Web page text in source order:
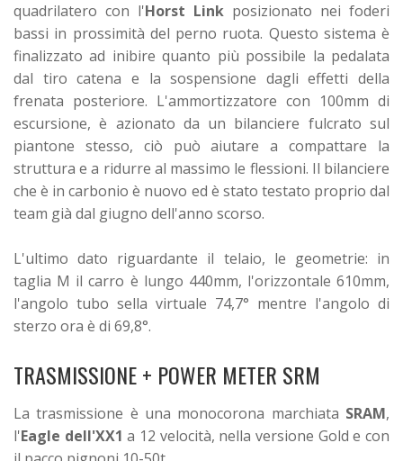
quadrilatero con l'Horst Link posizionato nei foderi
bassi in prossimità del perno ruota. Questo sistema è
finalizzato ad inibire quanto più possibile la pedalata
dal tiro catena e la sospensione dagli effetti della
frenata posteriore. L'ammortizzatore con 100mm di
escursione, è azionato da un bilanciere fulcrato sul
piantone stesso, ciò può aiutare a compattare la
struttura e a ridurre al massimo le flessioni. Il bilanciere
che è in carbonio è nuovo ed è stato testato proprio dal
team già dal giugno dell'anno scorso.
L'ultimo dato riguardante il telaio, le geometrie: in
taglia M il carro è lungo 440mm, l'orizzontale 610mm,
l'angolo tubo sella virtuale 74,7° mentre l'angolo di
sterzo ora è di 69,8°.
TRASMISSIONE + POWER METER SRM
La trasmissione è una monocorona marchiata SRAM,
l'Eagle dell'XX1a 12 velocità, nella versione Gold e con